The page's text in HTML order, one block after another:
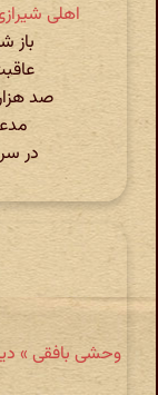
اهلی
باز
صد
در
وحشی بافقی »